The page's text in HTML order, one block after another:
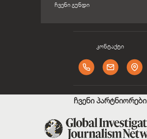
ᲩᲕᲔᲜᲘ ᲒᲣᲜᲓᲘ
კონტაქტი
ჩვენი პარტნიორები